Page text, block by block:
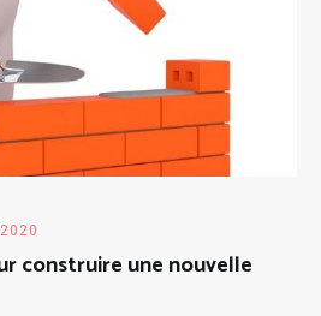
construire une nouvelle